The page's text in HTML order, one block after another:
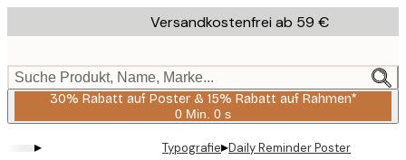
to
content.
Versandkostenfrei ab 59 €
Suche Produkt, Name, Marke...
30% Rabatt auf Poster & 15% Rabatt auf Rahmen*
0 Min. 0 s
Gültig
2026-
▸ Typografie▸Daily Reminder Poster